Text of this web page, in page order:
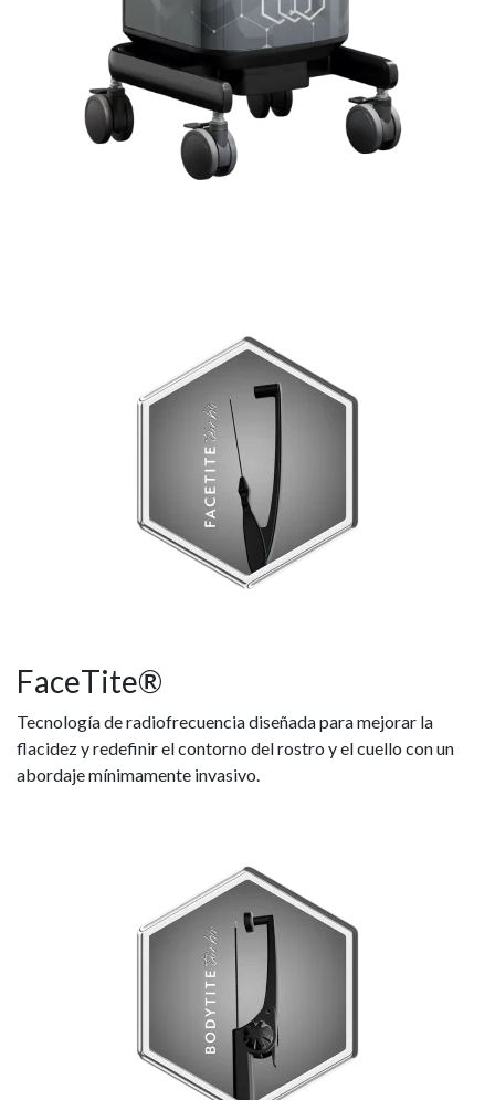
FaceTite®
Tecnología de radiofrecuencia diseñada para mejorar la
flacidez y redefinir el contorno del rostro y el cuello con un
abordaje mínimamente invasivo.